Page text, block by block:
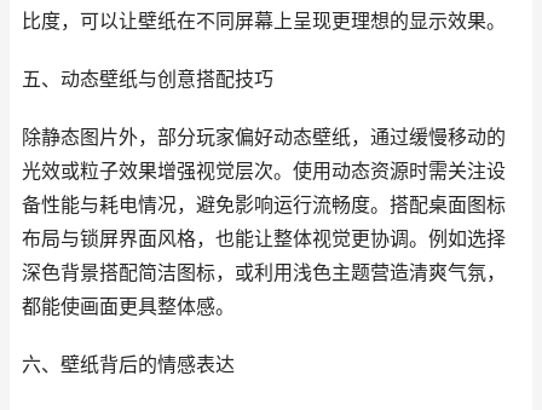
比度，可以让壁纸在不同屏幕上呈现更理想的显示效果。
五、动态壁纸与创意搭配技巧
除静态图片外，部分玩家偏好动态壁纸，通过缓慢移动的
光效或粒子效果增强视觉层次。使用动态资源时需关注设
备性能与耗电情况，避免影响运行流畅度。搭配桌面图标
布局与锁屏界面风格，也能让整体视觉更协调。例如选择
深色背景搭配简洁图标，或利用浅色主题营造清爽气氛，
都能使画面更具整体感。
六、壁纸背后的情感表达